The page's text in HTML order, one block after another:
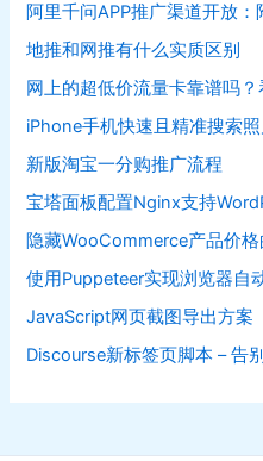
阿里千问APP推广渠道开放
地推和网推有什么实质区别
网上的超低价流量卡靠谱吗
iPhone手机快速且精准搜索
新版淘宝一分购推广流程
宝塔面板配置Nginx支持
隐藏WooCommerce产品价
使用Puppeteer实现浏览器自
JavaScript网页截图导出方案
Discourse新标签页脚本 – 告